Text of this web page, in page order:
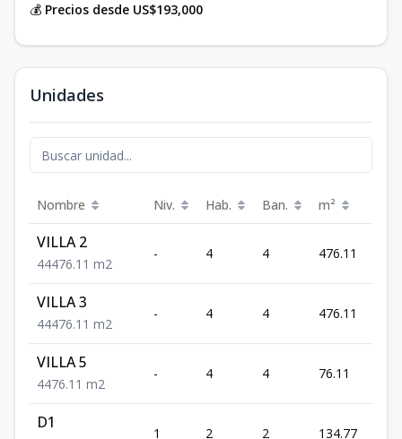
💰 Precios desde US$193,000
Unidades
Nombre Niv. Hab. Ban. m²
VILLA 2
44476.11 m2
- 4 4 476.11
VILLA 3
44476.11 m2
- 4 4 476.11
VILLA 5
4476.11 m2
- 4 4 76.11
D1
1 2 2 134.77